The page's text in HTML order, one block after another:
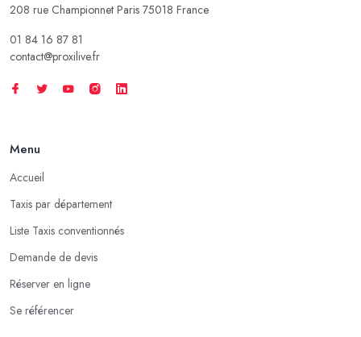
208 rue Championnet Paris 75018 France
01 84 16 87 81
contact@proxilive.fr
Menu
Accueil
Taxis par département
Liste Taxis conventionnés
Demande de devis
Réserver en ligne
Se référencer